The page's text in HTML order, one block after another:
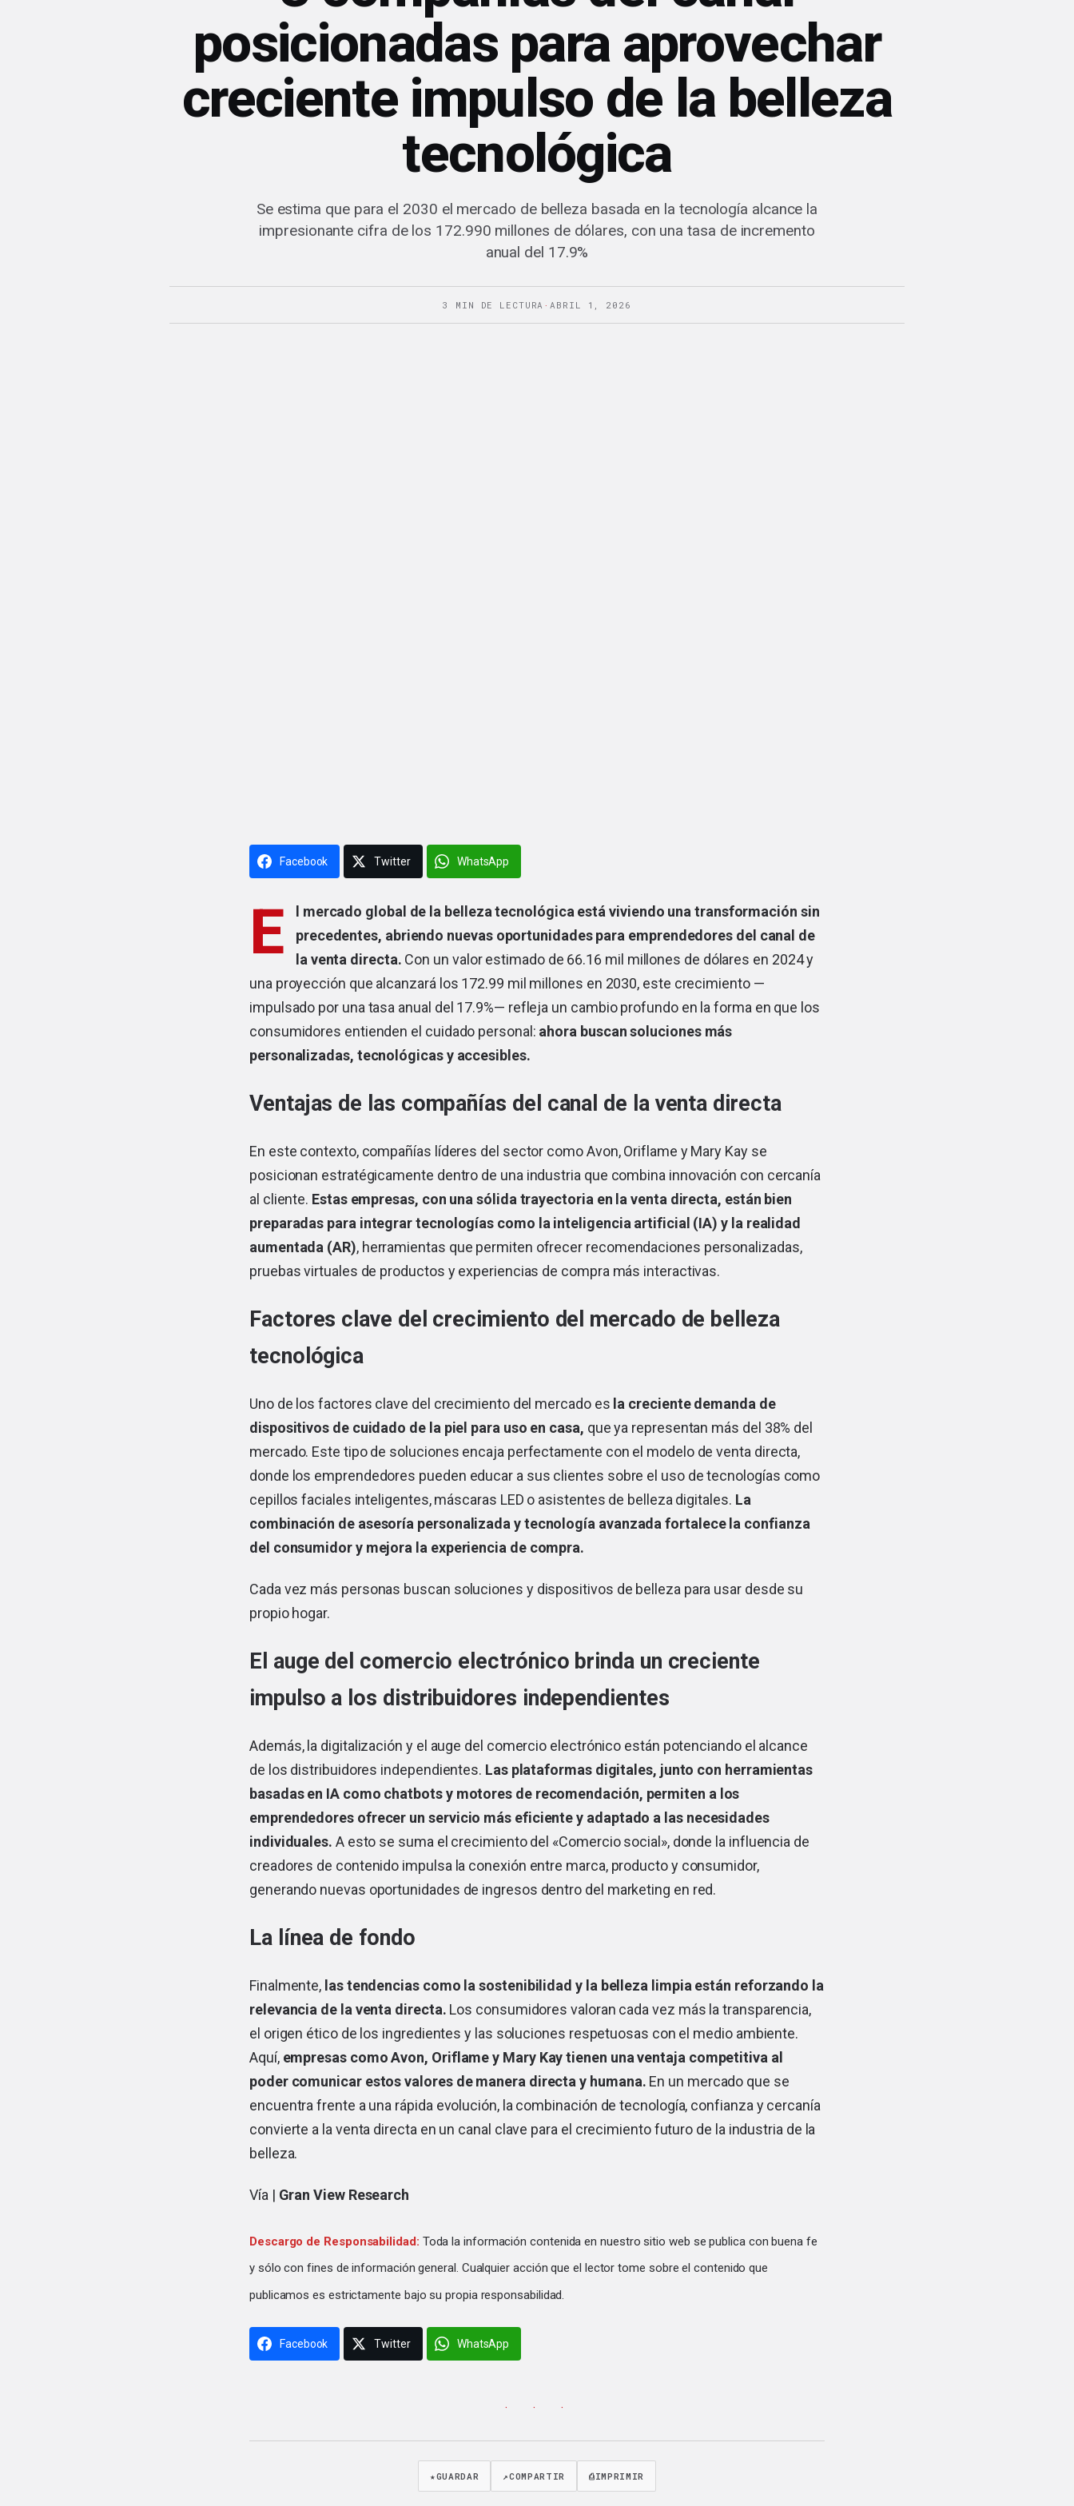
posicionadas para aprovechar
creciente impulso de la belleza
tecnológica
Se estima que para el 2030 el mercado de belleza basada en la tecnología alcance la
impresionante cifra de los 172.990 millones de dólares, con una tasa de incremento
anual del 17.9%
3 MIN DE LECTURA ·ABRIL 1, 2026
Facebook Twitter WhatsApp
E
l mercado global de la belleza tecnológica está viviendo una transformación sin
precedentes, abriendo nuevas oportunidades para emprendedores del canal de
la venta directa. Con un valor estimado de 66.16 mil millones de dólares en 2024 y
una proyección que alcanzará los 172.99 mil millones en 2030, este crecimiento —
impulsado por una tasa anual del 17.9%— refleja un cambio profundo en la forma en que los
consumidores entienden el cuidado personal: ahora buscan soluciones más
personalizadas, tecnológicas y accesibles.
Ventajas de las compañías del canal de la venta directa
En este contexto, compañías líderes del sector como Avon, Oriflame y Mary Kay se
posicionan estratégicamente dentro de una industria que combina innovación con cercanía
al cliente. Estas empresas, con una sólida trayectoria en la venta directa, están bien
preparadas para integrar tecnologías como la inteligencia artificial (IA) y la realidad
aumentada (AR), herramientas que permiten ofrecer recomendaciones personalizadas,
pruebas virtuales de productos y experiencias de compra más interactivas.
Factores clave del crecimiento del mercado de belleza
tecnológica
Uno de los factores clave del crecimiento del mercado es la creciente demanda de
dispositivos de cuidado de la piel para uso en casa, que ya representan más del 38% del
mercado. Este tipo de soluciones encaja perfectamente con el modelo de venta directa,
donde los emprendedores pueden educar a sus clientes sobre el uso de tecnologías como
cepillos faciales inteligentes, máscaras LED o asistentes de belleza digitales. La
combinación de asesoría personalizada y tecnología avanzada fortalece la confianza
del consumidor y mejora la experiencia de compra.
Cada vez más personas buscan soluciones y dispositivos de belleza para usar desde su
propio hogar.
El auge del comercio electrónico brinda un creciente
impulso a los distribuidores independientes
Además, la digitalización y el auge del comercio electrónico están potenciando el alcance
de los distribuidores independientes. Las plataformas digitales, junto con herramientas
basadas en IA como chatbots y motores de recomendación, permiten a los
emprendedores ofrecer un servicio más eficiente y adaptado a las necesidades
individuales. A esto se suma el crecimiento del «Comercio social», donde la influencia de
creadores de contenido impulsa la conexión entre marca, producto y consumidor,
generando nuevas oportunidades de ingresos dentro del marketing en red.
La línea de fondo
Finalmente, las tendencias como la sostenibilidad y la belleza limpia están reforzando la
relevancia de la venta directa. Los consumidores valoran cada vez más la transparencia,
el origen ético de los ingredientes y las soluciones respetuosas con el medio ambiente.
Aquí,empresas como Avon, Oriflame y Mary Kay tienen una ventaja competitiva al
poder comunicar estos valores de manera directa y humana. En un mercado que se
encuentra frente a una rápida evolución, la combinación de tecnología, confianza y cercanía
convierte a la venta directa en un canal clave para el crecimiento futuro de la industria de la
belleza.
Vía | Gran View Research
Descargo de Responsabilidad: Toda la información contenida en nuestro sitio web se publica con buena fe
y sólo con fines de información general. Cualquier acción que el lector tome sobre el contenido que
publicamos es estrictamente bajo su propia responsabilidad.
Facebook Twitter WhatsApp
· · ·
★GUARDAR ↗COMPARTIR ⎙IMPRIMIR